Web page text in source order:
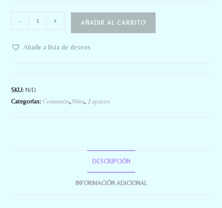
- + AÑADIR AL CARRITO
Añadir a lista de deseos
SKU:N/D
Categorías: Comunión, Niña, Zapatos
DESCRIPCIÓN
INFORMACIÓN ADICIONAL